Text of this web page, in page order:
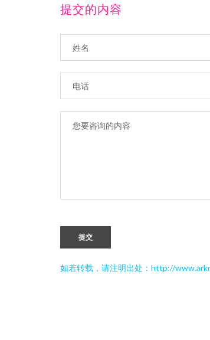
提交的内容
提交
如若转载，请注明出处：http://